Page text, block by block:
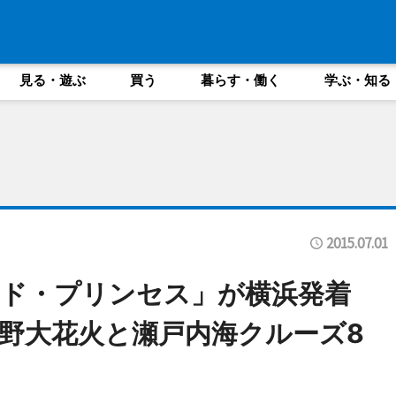
見る・遊ぶ 買う 暮らす・働く 学ぶ・知る
2015.07.01
・プリンセス」が横浜発着
大花火と瀬戸内海クルーズ8